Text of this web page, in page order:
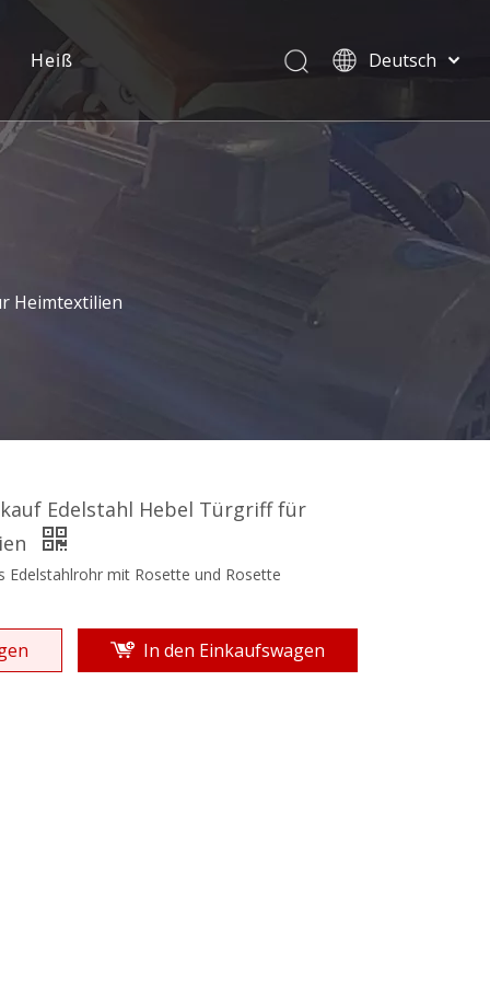
Heiß
Deutsch
العربية
Español
Português
Heimtextilien
Edelstahl Hebel Türgriff für
Edelstahlrohr mit Rosette und Rosette
In den Einkaufswagen